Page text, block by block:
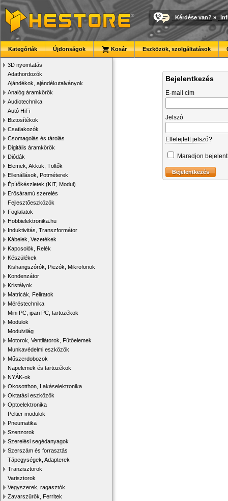
Kérdése van? »
Kategóriák Újdonságok Kosár Eszközök, szolgáltatások
3D nyomtatás
Adathordozók
Ajándékok, ajándékutalványok
Analóg áramkörök
Audiotechnika
Autó HiFi
Biztosítékok
Csatlakozók
Csomagolás és tárolás
Digitális áramkörök
Diódák
Elemek, Akkuk, Töltők
Ellenállások, Potméterek
Építőkészletek (KIT, Modul)
Erősáramú szerelés
Fejlesztőeszközök
Foglalatok
Hobbielektronika.hu
Induktivitás, Transzformátor
Kábelek, Vezetékek
Kapcsolók, Relék
Készülékek
Kishangszórók, Piezók, Mikrofonok
Kondenzátor
Kristályok
Matricák, Feliratok
Méréstechnika
Mini PC, ipari PC, tartozékok
Modulok
Modulvilág
Motorok, Ventilátorok, Fűtőelemek
Munkavédelmi eszközök
Műszerdobozok
Napelemek és tartozékok
NYÁK-ok
Okosotthon, Lakáselektronika
Oktatási eszközök
Optoelektronika
Peltier modulok
Pneumatika
Szenzorok
Szerelési segédanyagok
Szerszám és forrasztás
Tápegységek, Adapterek
Tranzisztorok
Varisztorok
Vegyszerek, ragasztók
Zavarszűrők, Ferritek
Bejelentkezés
E-mail cím
Jelszó
Elfelejtett jelszó?
Maradjon